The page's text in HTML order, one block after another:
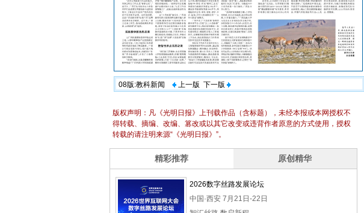
08版:教科新闻 上一版 下一版